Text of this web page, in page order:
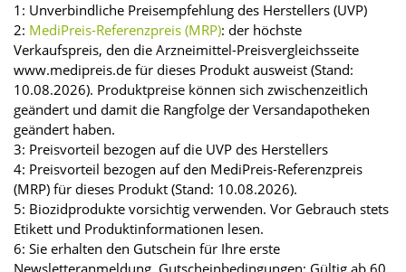
1: Unverbindliche Preisempfehlung des Herstellers (UVP)
2: MediPreis-Referenzpreis (MRP): der höchste
Verkaufspreis, den die Arzneimittel-Preisvergleichsseite
www.medipreis.de für dieses Produkt ausweist (Stand:
10.08.2026). Produktpreise können sich zwischenzeitlich
geändert und damit die Rangfolge der Versandapotheken
geändert haben.
3: Preisvorteil bezogen auf die UVP des Herstellers
4: Preisvorteil bezogen auf den MediPreis-Referenzpreis
(MRP) für dieses Produkt (Stand: 10.08.2026).
5: Biozidprodukte vorsichtig verwenden. Vor Gebrauch stets
Etikett und Produktinformationen lesen.
6: Sie erhalten den Gutschein für Ihre erste